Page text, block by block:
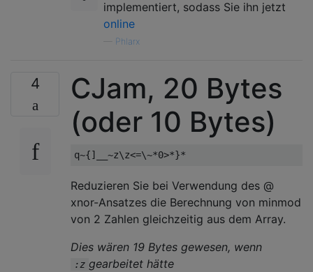
B:MOV 2 ACC
ADD 1
JRO ACC
MOV UP ANY
MOV UP ACC
NEG
MOV ACC ANY
!NOP
implementiert, sodass Sie ihn jetzt
online
Phlarx
4
CJam, 20 Bytes
(oder 10 Bytes)
Reduzieren Sie bei Verwendung des @
xnor-Ansatzes die Berechnung von minmod
von 2 Zahlen gleichzeitig aus dem Array.
Dies wären 19 Bytes gewesen, wenn
:z gearbeitet hätte